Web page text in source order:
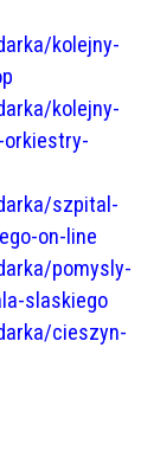
kolejny-
kolejny-
szpital-
on-line
pomysly-
slaskiego
cieszyn-